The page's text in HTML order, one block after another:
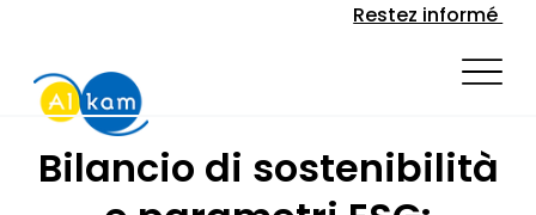
Restez informé
Bilancio di sostenibilità